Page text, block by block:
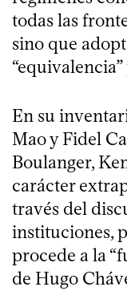
todas las
sino que
En su
Mao y Fidel
Boulanger,
carácter
través del
instituciones,
procede a la
de Hugo